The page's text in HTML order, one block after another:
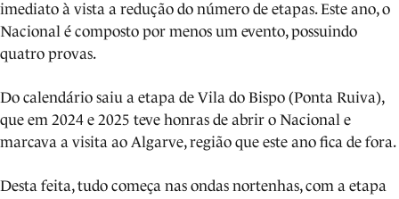
imediato à vista a redução do número de etapas. Este ano, o
Nacional é composto por menos um evento, possuindo
quatro provas.
Do calendário saiu a etapa de Vila do Bispo (Ponta Ruiva),
que em 2024 e 2025 teve honras de abrir o Nacional e
marcava a visita ao Algarve, região que este ano fica de fora.
Desta feita, tudo começa nas ondas nortenhas, com a etapa